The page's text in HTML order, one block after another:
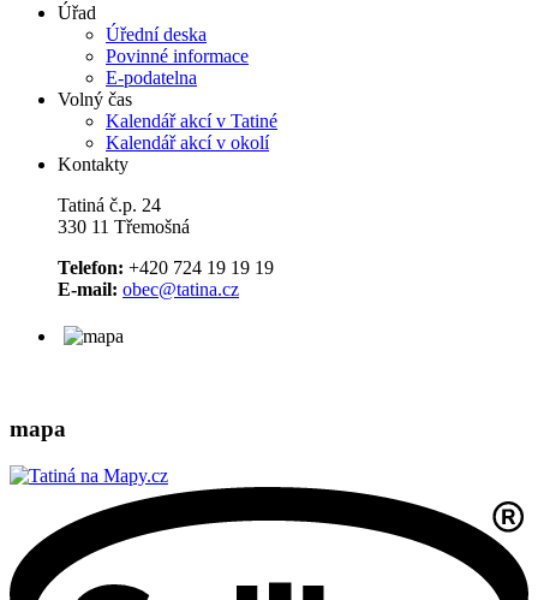
Úřad
Úřední deska
Povinné informace
E-podatelna
Volný čas
Kalendář akcí v Tatiné
Kalendář akcí v okolí
Kontakty
Tatiná č.p. 24
330 11 Třemošná
Telefon: +420 724 19 19 19
E-mail: obec@tatina.cz
mapa